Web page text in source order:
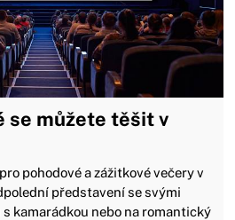
se můžete těšit v
pohodové a zážitkové večery v
představení se svými
kamarádkou nebo na romantický